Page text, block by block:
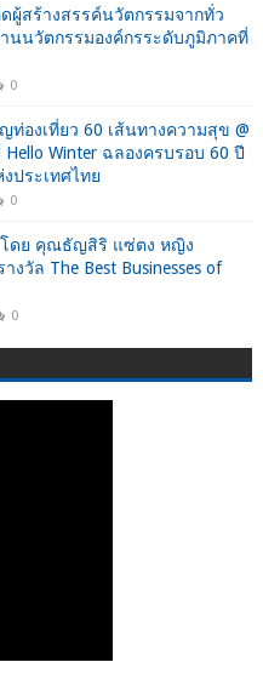
ผู้สร้างสรรค์นวัตกรรมจากทั่ว
นนวัตกรรมองค์กรระดับภูมิภาคที่
0
ท่องเที่ยว 60 เส้นทางความสุข @
Hello Winter ฉลองครบรอบ 60 ปี
ประเทศไทย
0
ดย คุณธัญสิริ แซ่ตง หญิง
างวัล The Best Businesses of
0